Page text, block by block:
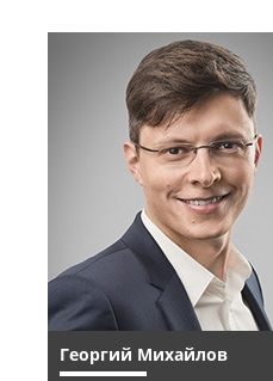
Георгий Михайлов